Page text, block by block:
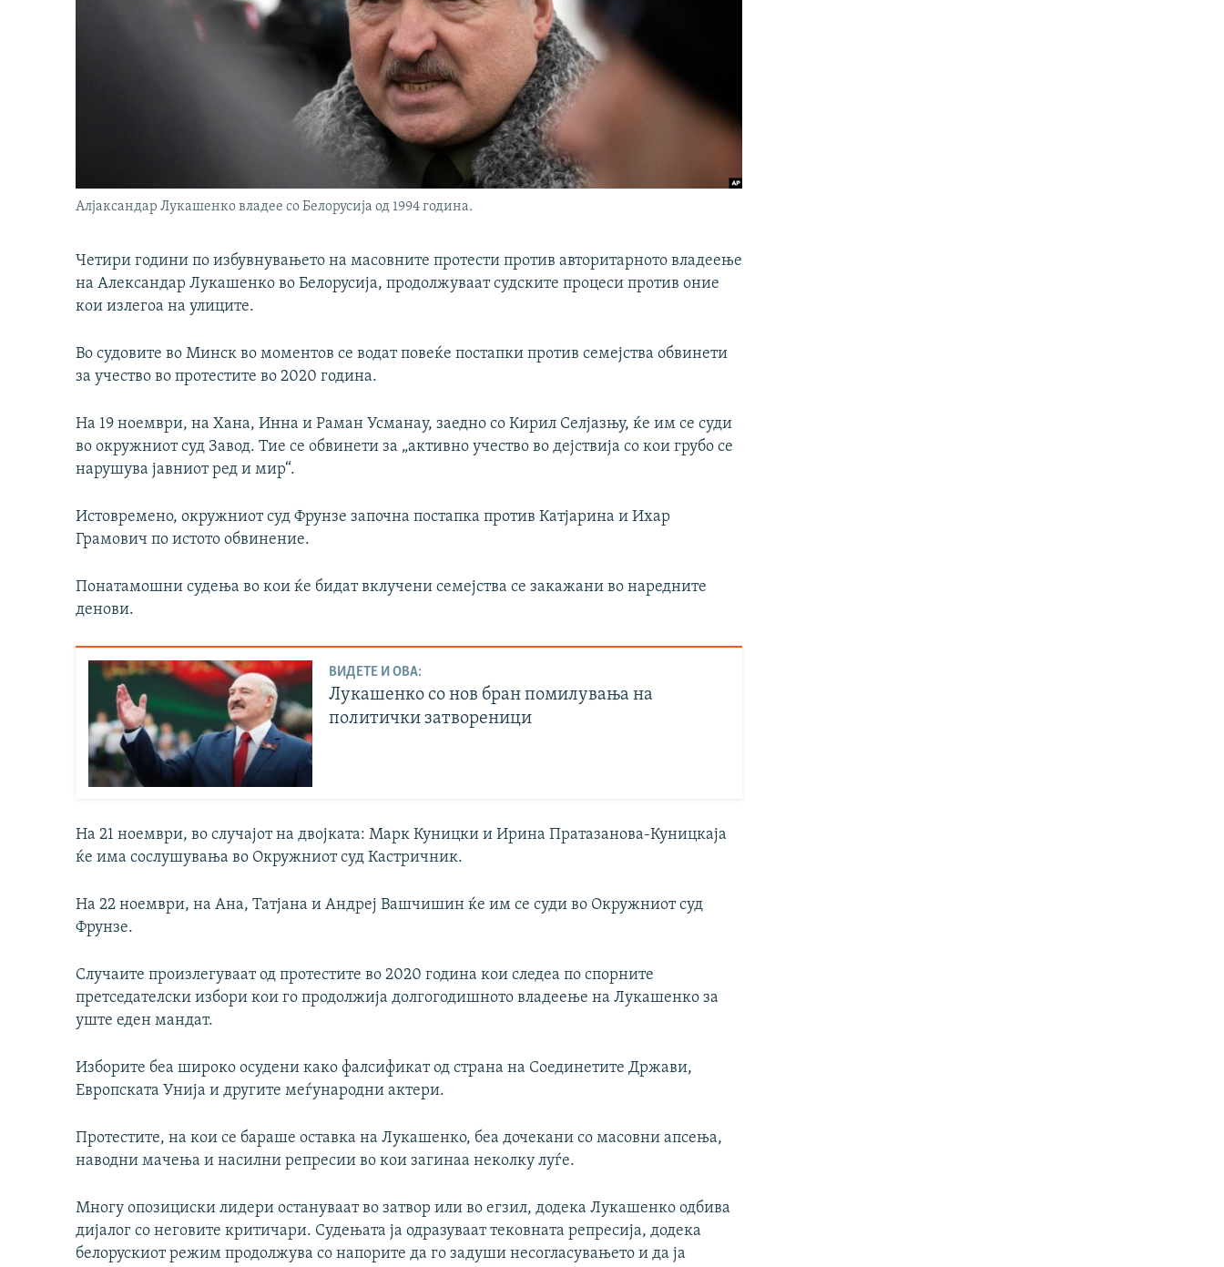
Алјаксандар Лукашенко владее со Белорусија од 1994 година.
Четири години по избувнувањето на масовните протести против авторитарното владеење
на Александар Лукашенко во Белорусија, продолжуваат судските процеси против оние
кои излегоа на улиците.
Во судовите во Минск во моментов се водат повеќе постапки против семејства обвинети
за учество во протестите во 2020 година.
На 19 ноември, на Хана, Инна и Раман Усманау, заедно со Кирил Селјазњу, ќе им се суди
во окружниот суд Завод. Тие се обвинети за „активно учество во дејствија со кои грубо се
нарушува јавниот ред и мир“.
Истовремено, окружниот суд Фрунзе започна постапка против Катјарина и Ихар
Грамович по истото обвинение.
Понатамошни судења во кои ќе бидат вклучени семејства се закажани во наредните
денови.
ВИДЕТЕ И ОВА:
Лукашенко со нов бран помилувања на
политички затвореници
На 21 ноември, во случајот на двојката: Марк Куницки и Ирина Пратазанова-Куницкаја
ќе има сослушувања во Окружниот суд Кастричник.
На 22 ноември, на Ана, Татјана и Андреј Вашчишин ќе им се суди во Окружниот суд
Фрунзе.
Случаите произлегуваат од протестите во 2020 година кои следеа по спорните
претседателски избори кои го продолжија долгогодишното владеење на Лукашенко за
уште еден мандат.
Изборите беа широко осудени како фалсификат од страна на Соединетите Држави,
Европската Унија и другите меѓународни актери.
Протестите, на кои се бараше оставка на Лукашенко, беа дочекани со масовни апсења,
наводни мачења и насилни репресии во кои загинаа неколку луѓе.
Многу опозициски лидери остануваат во затвор или во егзил, додека Лукашенко одбива
дијалог со неговите критичари. Судењата ја одразуваат тековната репресија, додека
белорускиот режим продолжува со напорите да го задуши несогласувањето и да ја